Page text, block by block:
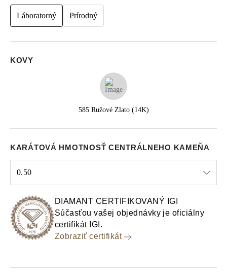
Láboratorný Prírodný
KOVY
585 Ružové Zlato (14K)
KARÁTOVÁ HMOTNOSŤ CENTRÁLNEHO KAMEŇA
0.50
DIAMANT CERTIFIKOVANÝ IGI
Súčasťou vašej objednávky je oficiálny
certifikát IGI.
Zobraziť certifikát